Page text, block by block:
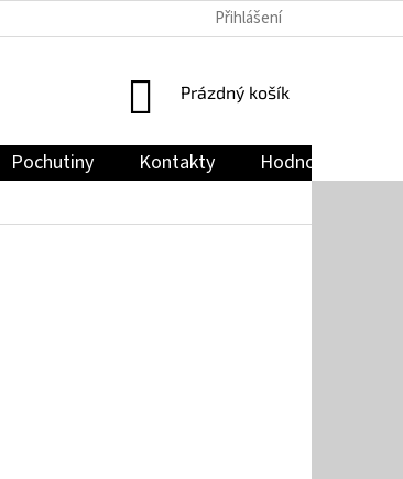
JAK NAKUPOVAT
Přihlášení
NÁKUPNÍ
Prázdný košík
Pochutiny Kontakty Hodnocení